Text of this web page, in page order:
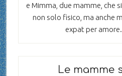
e Mimma, due mamme, che
non solo fisico, ma anche
expat per amore.
Le mamme